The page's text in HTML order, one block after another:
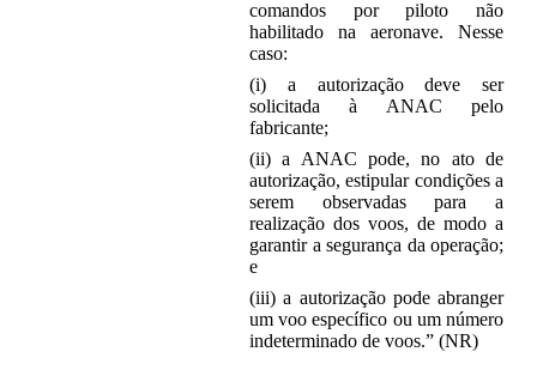
comandos por piloto não
habilitado na aeronave. Nesse
caso:
(i) a autorização deve ser
solicitada à ANAC pelo
fabricante;
(ii) a ANAC pode, no ato de
autorização, estipular condições a
serem observadas para a
realização dos voos, de modo a
garantir a segurança da operação;
e
(iii) a autorização pode abranger
um voo específico ou um número
indeterminado de voos.” (NR)